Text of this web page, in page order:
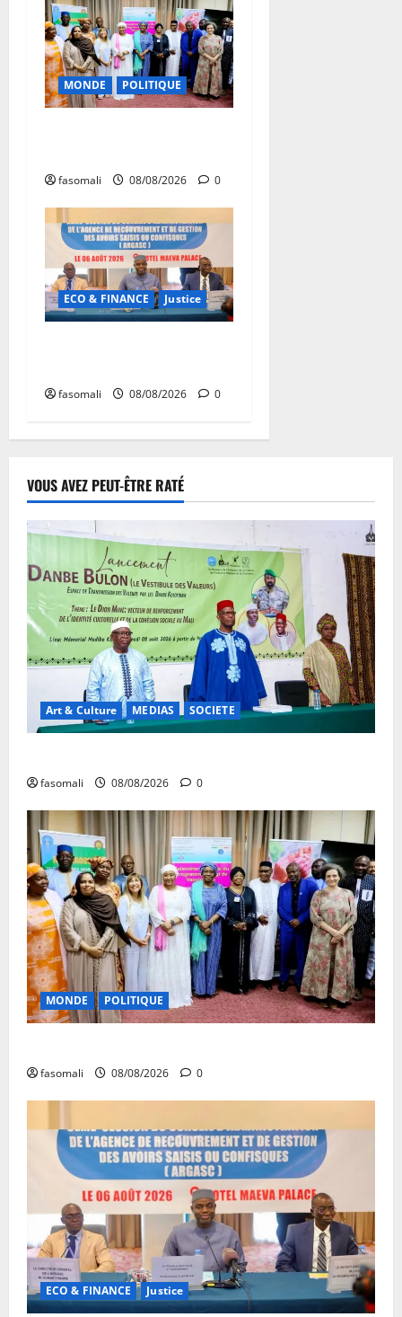
MONDE POLITIQUE
fasomali 08/08/2026 0
ECO & FINANCE Justice
fasomali 08/08/2026 0
VOUS AVEZ PEUT-ÊTRE RATÉ
Art & Culture MEDIAS SOCIETE
fasomali 08/08/2026 0
MONDE POLITIQUE
fasomali 08/08/2026 0
ECO & FINANCE Justice